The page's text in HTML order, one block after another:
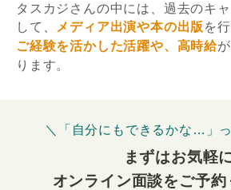
タスカジさんの中には、過去のキ
して、
メディア出演や本の出版 を
ご経験を活かした活躍や、高時給
ります。
＼「自分にもできるかな…」
まずはお気軽
オンライン面談をご予約